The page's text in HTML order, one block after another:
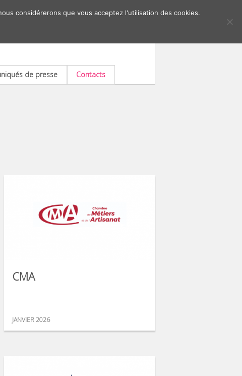
de presse Contacts
CMA
JANVIER 2026
considérerons que vous acceptez l'utilisation des cookies.